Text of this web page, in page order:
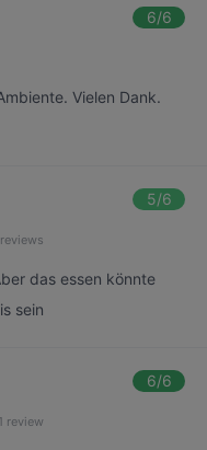
6/6
Vielen Dank.
5/6
das essen könnte
sein
6/6
1 review